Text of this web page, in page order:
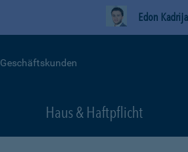
Edon
Geschäftskunden
Haus & Haftpflicht